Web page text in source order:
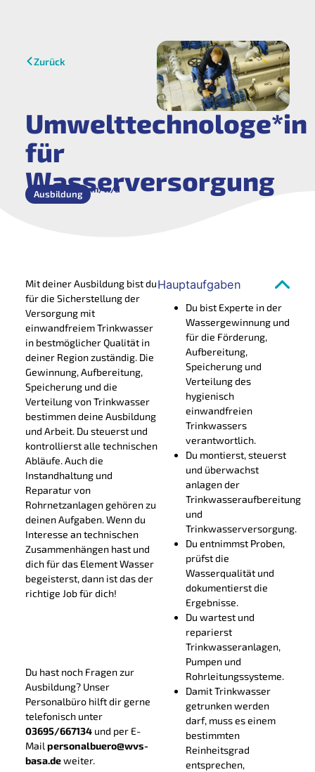
Zurück
Umwelttechnologe*in
für
Wasserversorgung
Ausbildung m/w/d
Mit deiner Ausbildung bist du
für die Sicherstellung der
Versorgung mit
einwandfreiem Trinkwasser
in bestmöglicher Qualität in
deiner Region zuständig. Die
Gewinnung, Aufbereitung,
Speicherung und die
Verteilung von Trinkwasser
bestimmen deine Ausbildung
und Arbeit. Du steuerst und
kontrollierst alle technischen
Abläufe. Auch die
Instandhaltung und
Reparatur von
Rohrnetzanlagen gehören zu
deinen Aufgaben. Wenn du
Interesse an technischen
Zusammenhängen hast und
dich für das Element Wasser
begeisterst, dann ist das der
richtige Job für dich!
Du hast noch Fragen zur
Ausbildung? Unser
Personalbüro hilft dir gerne
telefonisch unter
03695/667134und per E-
Mailpersonalbuero@wvs-
basa.deweiter.
Hauptaufgaben
Du bist Experte in der
Wassergewinnung und
für die Förderung,
Aufbereitung,
Speicherung und
Verteilung des
hygienisch
einwandfreien
Trinkwassers
verantwortlich.
Du montierst, steuerst
und überwachst
anlagen der
Trinkwasseraufbereitung
und
Trinkwasserversorgung.
Du entnimmst Proben,
prüfst die
Wasserqualität und
dokumentierst die
Ergebnisse.
Du wartest und
reparierst
Trinkwasseranlagen,
Pumpen und
Rohrleitungssysteme.
Damit Trinkwasser
getrunken werden
darf, muss es einem
bestimmten
Reinheitsgrad
entsprechen,